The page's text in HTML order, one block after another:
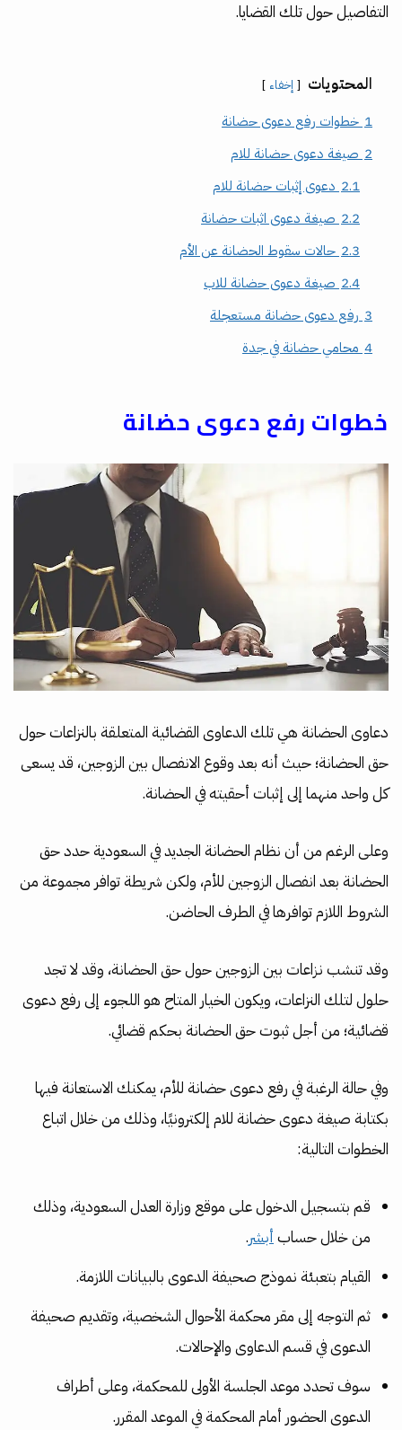
التفاصيل حول تلك القضايا.
المحتويات إخفاء
1 خطوات رفع دعوى حضانة
2 صيغة دعوى حضانة للام
2.1 دعوى إثبات حضانة للام
2.2 صيغة دعوى اثبات حضانة
2.3 حالات سقوط الحضانة عن الأم
2.4 صيغة دعوى حضانة للاب
3 رفع دعوى حضانة مستعجلة
4 محامي حضانة في جدة
خطوات رفع دعوى حضانة
دعاوى الحضانة هي تلك الدعاوى القضائية المتعلقة بالنزاعات حول
حق الحضانة؛ حيث أنه بعد وقوع الانفصال بين الزوجين، قد يسعى
كل واحد منهما إلى إثبات أحقيته في الحضانة.
وعلى الرغم من أن نظام الحضانة الجديد في السعودية حدد حق
الحضانة بعد انفصال الزوجين للأم، ولكن شريطة توافر مجموعة من
الشروط اللازم توافرها في الطرف الحاضن.
وقد تنشب نزاعات بين الزوجين حول حق الحضانة، وقد لا تجد
حلول لتلك النزاعات، ويكون الخيار المتاح هو اللجوء إلى رفع دعوى
قضائية؛ من أجل ثبوت حق الحضانة بحكم قضائي.
وفي حالة الرغبة في رفع دعوى حضانة للأم، يمكنك الاستعانة فيها
بكتابة صيغة دعوى حضانة للام إلكترونيًا، وذلك من خلال اتباع
الخطوات التالية:
قم بتسجيل الدخول على موقع وزارة العدل السعودية، وذلك
من خلال حساب أبشر.
القيام بتعبئة نموذج صحيفة الدعوى بالبيانات اللازمة.
ثم التوجه إلى مقر محكمة الأحوال الشخصية، وتقديم صحيفة
الدعوى في قسم الدعاوى والإحالات.
سوف تحدد موعد الجلسة الأولى للمحكمة، وعلى أطراف
الدعوى الحضور أمام المحكمة في الموعد المقرر.